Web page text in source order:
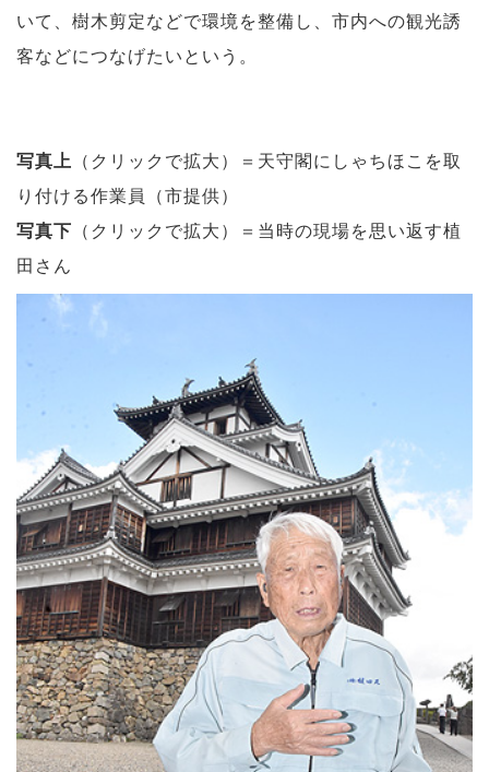
いて、樹木剪定などで環境を整備し、市内への観光誘
客などにつなげたいという。
写真上 （クリックで拡大）＝天守閣にしゃちほこを取
り付ける作業員（市提供）
写真下 （クリックで拡大）＝当時の現場を思い返す植
田さん